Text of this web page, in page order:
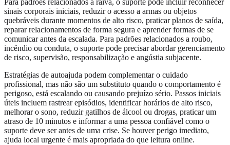
Para padrões relacionados à raiva, o suporte pode incluir reconhecer
sinais corporais iniciais, reduzir o acesso a armas ou objetos
quebráveis durante momentos de alto risco, praticar planos de saída,
reparar relacionamentos de forma segura e aprender formas de se
comunicar antes da escalada. Para padrões relacionados a roubo,
incêndio ou conduta, o suporte pode precisar abordar gerenciamento
de risco, supervisão, responsabilização e angústia subjacente.
Estratégias de autoajuda podem complementar o cuidado
profissional, mas não são um substituto quando o comportamento é
perigoso, está escalando ou causando prejuízo sério. Passos iniciais
úteis incluem rastrear episódios, identificar horários de alto risco,
melhorar o sono, reduzir gatilhos de álcool ou drogas, praticar um
atraso de 10 minutos e informar a uma pessoa confiável como o
suporte deve ser antes de uma crise. Se houver perigo imediato,
ajuda local urgente é mais apropriada do que leitura online.